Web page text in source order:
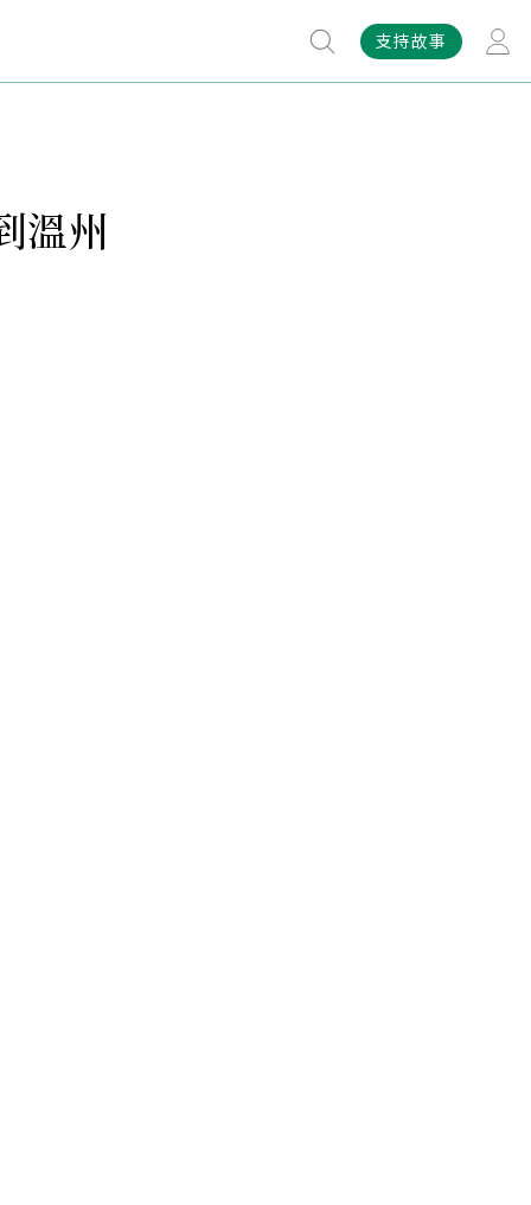
支持故事
溫州